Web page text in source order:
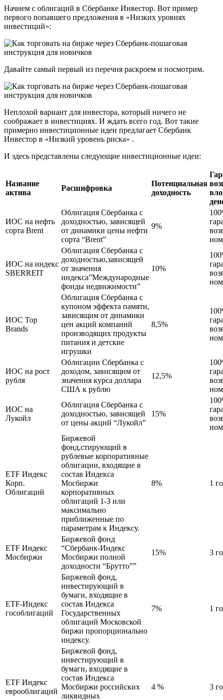
Начнем с облигаций в Сбербанке Инвестор. Вот пример
первого попавшего предложения в «Низких уровнях
инвестиций»:
Давайте самый первый из перечня раскроем и посмотрим.
Неплохой вариант для инвестора, который ничего не
соображает в инвестициях. И ждать всего год. Вот такие
примерно инвестиционные идеи предлагает Сбербанк
Инвестор в «Низкий уровень риска» .
И здесь представлены следующие инвестиционные идеи:
Название
актива
Расшифровка
Потенциальная
доходность
ИОС на нефть
сорта Brent
Облигация Сбербанка с
доходностью, зависящей
от динамики цены нефти
сорта “Brent”
9%
ИОС на индекс
SBERREIT
Облигация Сбербанка с
доходностью,зависящей
от значения
индекса”Международные
фонды недвижимости”
10%
ИОС Top
Brands
Облигация Сбербанка с
купоном эффекта памяти,
зависящим от динамики
цен акций компаний
производящих продукты
питания и детские
игрушки
8,5%
ИОС на рост
рубля
Облигации Сбербанка с
доходом, зависящим от
значения курса доллара
США к рублю
12,5%
ИОС на
Лукойл
Облигация Сбербанка с
доходностью, зависящей
от цены акций “Лукойл”
15%
ETF Индекс
Корп.
Облигаций
Биржевой
фонд,стирующий в
рублевые корпоративные
облигации, входящие в
состав Индекса
Мосбиржи
корпоративных
облигаций 1-3 или
максимально
приближенные по
параметрам к Индексу.
8% 1
ETF Индекс
Мосбиржи
Биржевой фонд
“Сбербанк-Индекс
Мосбиржи полной
доходности “Брутто””
15% 3
ETF-Индекс
гособлигаций
Биржевой фонд,
инвестирующий в
бумаги, входящие в
состав Индекса
Государственных
облигаций Московской
биржи пропорционально
индексу.
7% 1
ETF Индекс
еврооблигаций
Биржевой фонд,
инвестирующий в
бумаги, входящие в
состав Индекса
Мосбиржи российских
ликвидных
4 % 3